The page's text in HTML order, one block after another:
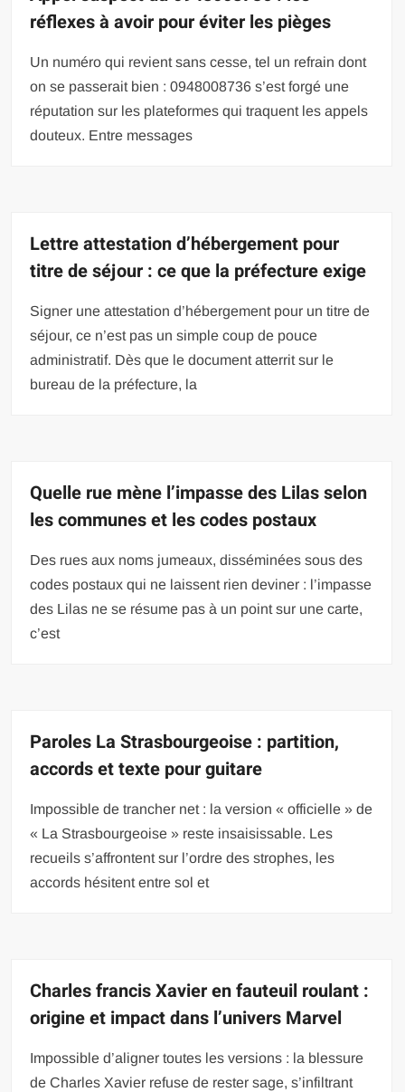
réflexes à avoir pour éviter les pièges
Un numéro qui revient sans cesse, tel un refrain dont
on se passerait bien : 0948008736 s’est forgé une
réputation sur les plateformes qui traquent les appels
douteux. Entre messages
Lettre attestation d’hébergement pour
titre de séjour : ce que la préfecture exige
Signer une attestation d’hébergement pour un titre de
séjour, ce n’est pas un simple coup de pouce
administratif. Dès que le document atterrit sur le
bureau de la préfecture, la
Quelle rue mène l’impasse des Lilas selon
les communes et les codes postaux
Des rues aux noms jumeaux, disséminées sous des
codes postaux qui ne laissent rien deviner : l’impasse
des Lilas ne se résume pas à un point sur une carte,
c’est
Paroles La Strasbourgeoise : partition,
accords et texte pour guitare
Impossible de trancher net : la version « officielle » de
« La Strasbourgeoise » reste insaisissable. Les
recueils s’affrontent sur l’ordre des strophes, les
accords hésitent entre sol et
Charles francis Xavier en fauteuil roulant :
origine et impact dans l’univers Marvel
Impossible d’aligner toutes les versions : la blessure
de Charles Xavier refuse de rester sage, s’infiltrant